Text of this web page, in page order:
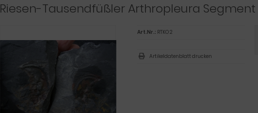
Riesen-Tausendfüßler Arthropleura Segment
Art.Nr.: RTKO 2
Artikeldatenblatt drucken